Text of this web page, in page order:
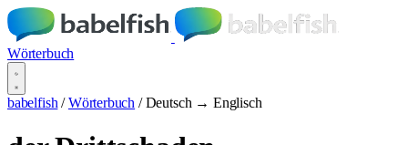
Wörterbuch
babelfish / Wörterbuch / Deutsch → Englisch